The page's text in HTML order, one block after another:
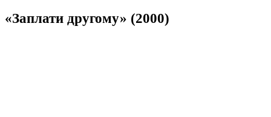
«Заплати другому» (2000)